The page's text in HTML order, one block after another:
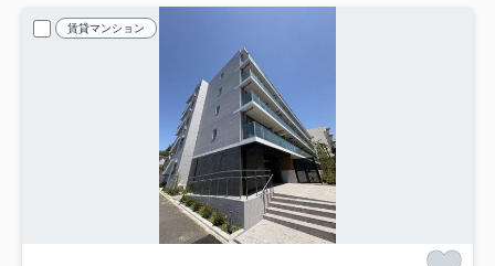
賃貸マンション